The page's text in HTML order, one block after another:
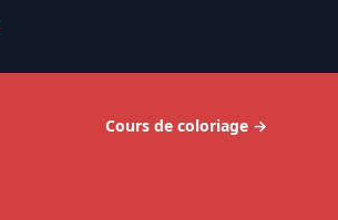
Cours de coloriage →